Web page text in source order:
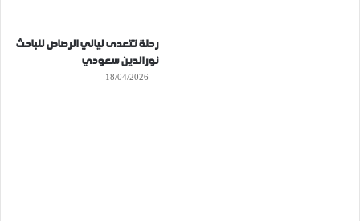
رحلة تتعدى ليالي الرصاص للباحث
نورالدين سعودي
18/04/2026